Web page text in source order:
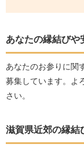
あなたの縁結びや
あなたのお参りに関
募集しています。よ
さい。
滋賀県近郊の縁結